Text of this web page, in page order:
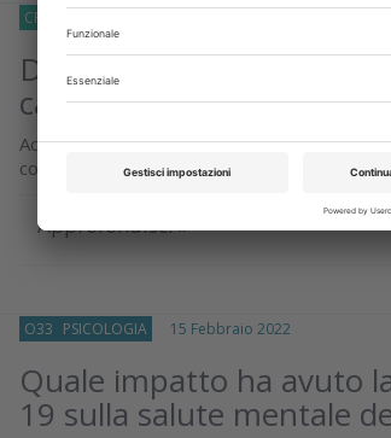
CRONACA
Dentisti chiamati a
casi di violenza su donne
Accordo tra ANDI e Ministero delle pari
cogliere i segnali e aiutare le vittime
Approfondisci
O33 PSICOLOGIA 15 Febbraio 2022
Quale impatto ha avuto
19 sulla salute mentale